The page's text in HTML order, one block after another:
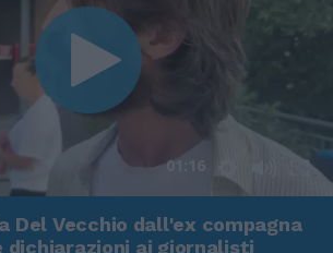
01:16
Del Vecchio dall'ex compagna
dichiarazioni ai giornalisti